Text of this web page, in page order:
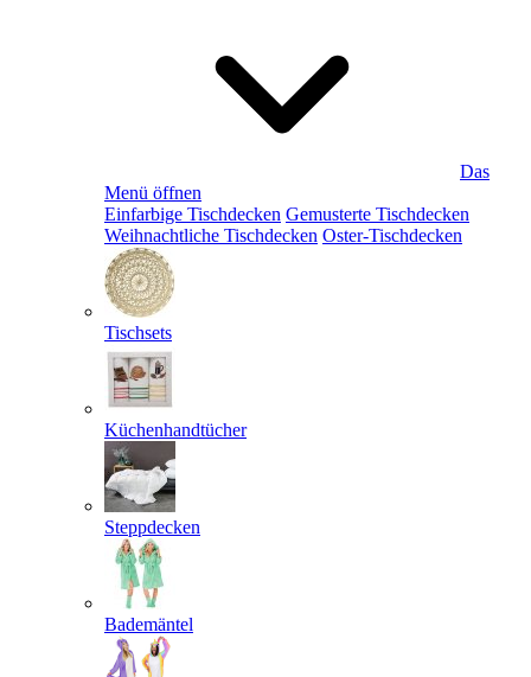
Das
Menü öffnen
Einfarbige Tischdecken Gemusterte Tischdecken
Weihnachtliche Tischdecken Oster-Tischdecken
Tischsets
Küchenhandtücher
Steppdecken
Bademäntel